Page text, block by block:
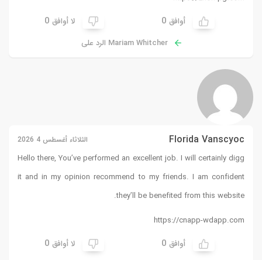
لا أوافق 0
الثلاثاء أغسطس 4 2026
Hello there, You’ve
it and in my opinion
لا أوافق 0